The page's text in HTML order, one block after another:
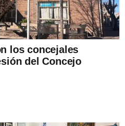
los concejales
del Concejo